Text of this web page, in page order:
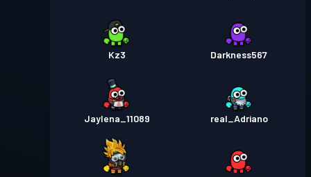
Kz3 Darkness567
Jaylena_11089 real_Adriano